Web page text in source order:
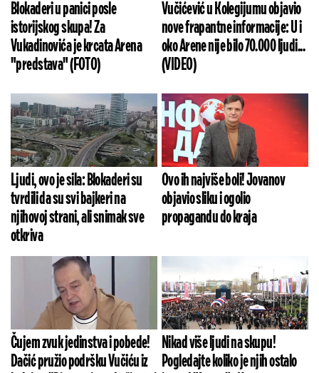
Blokaderi u panici posle
istorijskog skupa! Za
Vukadinovića je krcata Arena
"predstava" (FOTO)
Vučićević u Kolegijumu objavio
nove frapantne informacije: U i
oko Arene nije bilo 70.000 ljudi...
(VIDEO)
Ljudi, ovo je sila: Blokaderi su
tvrdili da su svi bajkeri na
njihovoj strani, ali snimak sve
otkriva
Ovo ih najviše boli! Jovanov
objavio sliku i ogolio
propagandu do kraja
Čujem zvuk jedinstva i pobede!
Dačić pružio podršku Vučiću iz
Nikad više ljudi na skupu!
Pogledajte koliko je njih ostalo